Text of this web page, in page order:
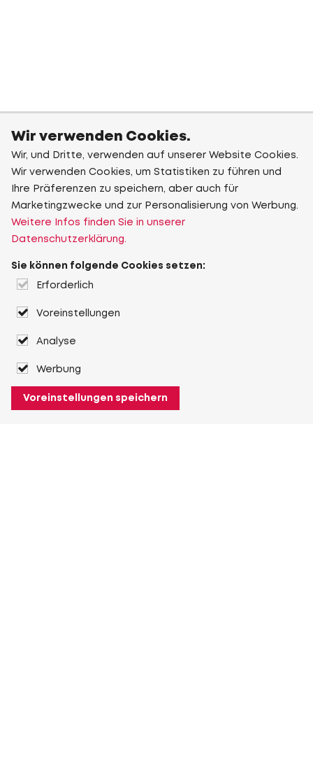
Wir verwenden Cookies.
Wir, und Dritte, verwenden auf unserer Website Cookies.
Wir verwenden Cookies, um Statistiken zu führen und
Ihre Präferenzen zu speichern, aber auch für
Marketingzwecke und zur Personalisierung von Werbung.
Weitere Infos finden Sie in unserer
Datenschutzerklärung.
Sie können folgende Cookies setzen:
Erforderlich
Voreinstellungen
Analyse
Werbung
Voreinstellungen speichern